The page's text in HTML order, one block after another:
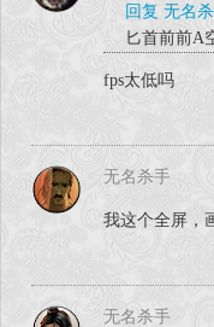
回复 无名
匕首前前A
fps太低吗
无名杀手
我这个全屏，
无名杀手